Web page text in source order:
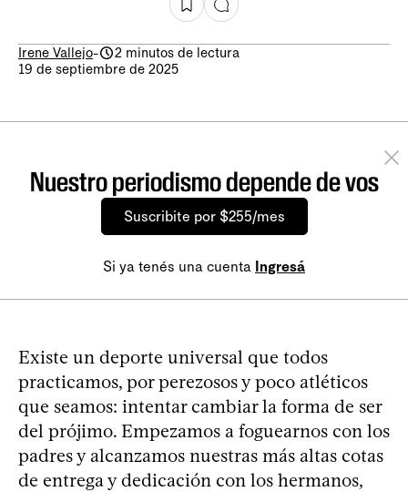
Irene Vallejo-
2 minutos de lectura
19 de septiembre de 2025
Nuestro periodismo depende de vos
Suscribite por $255/mes
Si ya tenés una cuenta Ingresá
Existe un deporte universal que todos
practicamos, por perezosos y poco atléticos
que seamos: intentar cambiar la forma de ser
del prójimo. Empezamos a foguearnos con los
padres y alcanzamos nuestras más altas cotas
de entrega y dedicación con los hermanos,